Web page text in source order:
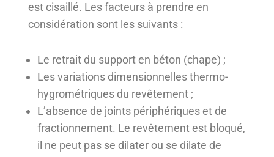
est cisaillé. Les facteurs à prendre en
considération sont les suivants :
Le retrait du support en béton (chape) ;
Les variations dimensionnelles thermo-
hygrométriques du revêtement ;
L’absence de joints périphériques et de
fractionnement. Le revêtement est bloqué,
il ne peut pas se dilater ou se dilate de